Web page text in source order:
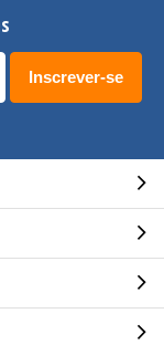
Inscrever-se